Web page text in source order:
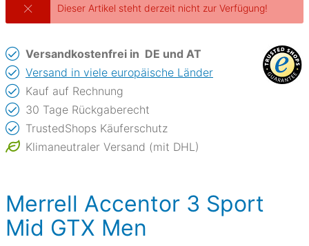
Dieser Artikel steht derzeit nicht zur Verfügung!
Versandkostenfrei in DE und AT
Versand in viele europäische Länder
Kauf auf Rechnung
30 Tage Rückgaberecht
TrustedShops Käuferschutz
Klimaneutraler Versand (mit DHL)
Merrell Accentor 3 Sport
Mid GTX Men